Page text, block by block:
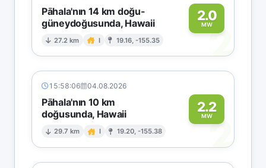
Pāhala'nın 14 km doğu-
güneydoğusunda, Hawaii
27.2 km I 19.16, -155.35
2.0
MW2
15:58:06 04.08.2026
Pāhala'nın 10 km
doğusunda, Hawaii
29.7 km I 19.20, -155.38
2.2
MW2